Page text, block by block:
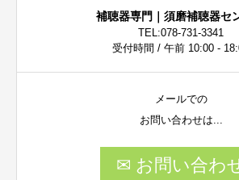
補聴器専門｜須磨補聴器セ
TEL:078-731-3341
受付時間 / 午前 10:00 -
メールでの
お問い合わせは...
✉ お問い合わ